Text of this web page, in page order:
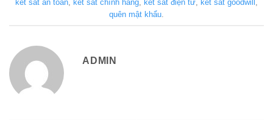
két sắt an toàn két sắt chính hãng két sắt điện tử két sắt goodwill
quên mật khẩu
ADMIN